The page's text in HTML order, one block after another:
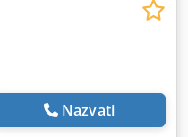
Nazvati